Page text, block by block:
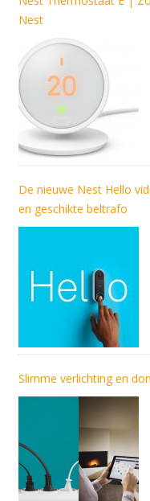
Nest
De nieuwe Nest Hello
en geschikte beltrafo
Slimme verlichting en